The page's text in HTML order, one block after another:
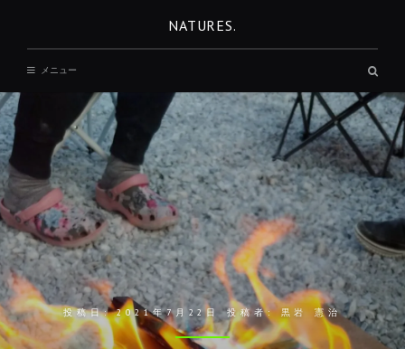
ツ
へ
移
動
NATURES.
メニュー
ボ
ッ
ク
ス
投稿日:2021年7月22日 投稿者:黒岩 憲治